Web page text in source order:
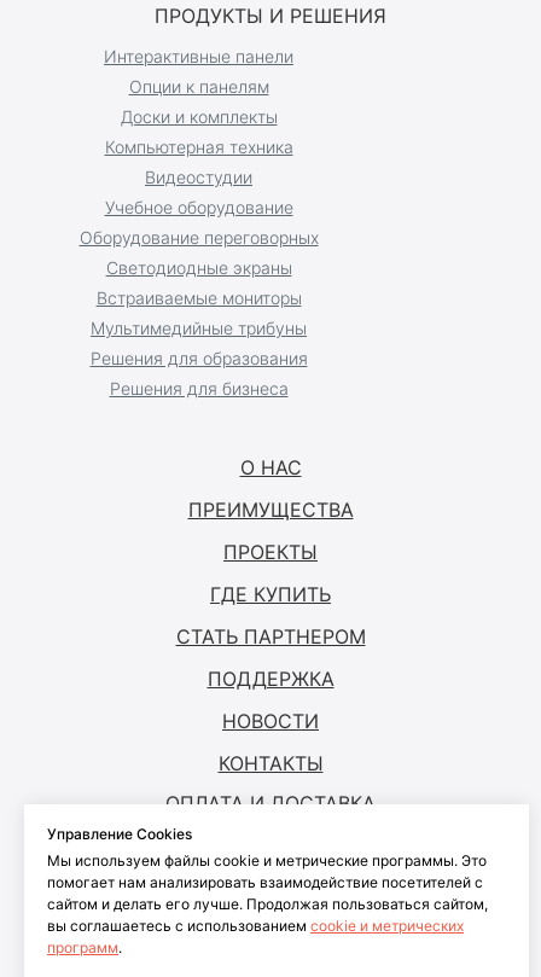
ПРОДУКТЫ И РЕШЕНИЯ
О НАС
© ANTOUCH, 2026. Все права защищены
Согласие на обработку персональных
данных
ПРЕИМУЩЕСТВА
ПРОЕКТЫ
ГДЕ КУПИТЬ
СТАТЬ ПАРТНЕРОМ
ПОДДЕРЖКА
НОВОСТИ
КОНТАКТЫ
ОПЛАТА И ДОСТАВКА
Интерактивные панели
Доски и комплекты
Оборудование переговорных
Учебное оборудование
Светодиодные экраны
Встраиваемые мониторы
Мультимедийные трибуны
Решения для образования
Решения для бизнеса
Опции к панелям
Компьютерная техника
Видеостудии
Управление Cookies
Мы используем файлы cookie и метрические программы. Это
помогает нам анализировать взаимодействие посетителей с
сайтом и делать его лучше. Продолжая пользоваться сайтом,
вы соглашаетесь с использованием cookie и метрических
программ.